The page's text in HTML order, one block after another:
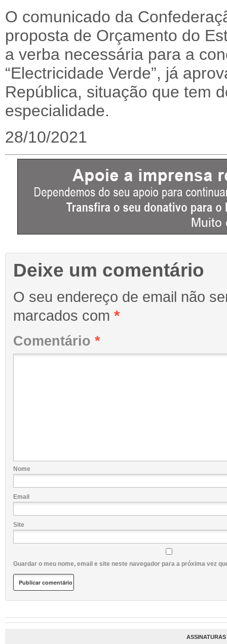
O comunicado da
proposta de Orçamento do
a verba necessária para a
“Electricidade Verde”, já
República, situação que tem
especialidade.
28/10/2021
Deixe um comentário
O seu endereço de email não
marcados com *
Comentário *
Nome
Email
Site
Guardar o meu nome, email e site neste navegador para a próxima vez
ASSINATURAS